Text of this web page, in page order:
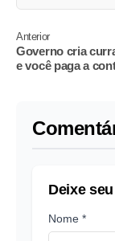
Anterior
Governo cria
e você paga a
Deixe
Nome *